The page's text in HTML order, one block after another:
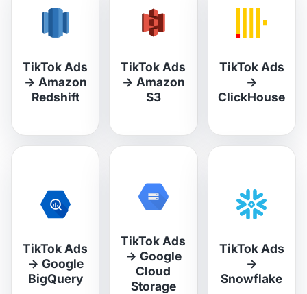
TikTok Ads
→ Amazon
Redshift
TikTok Ads
→ Amazon
S3
TikTok Ads
→
ClickHouse
TikTok Ads
→ Google
BigQuery
TikTok Ads
→ Google
Cloud
Storage
TikTok Ads
→
Snowflake